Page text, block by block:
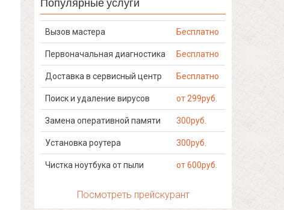
Вызов мастера Бесплатно
Первоначальная диагностика Бесплатно
Доставка в сервисный центр Бесплатно
Поиск и удаление вирусов от 299руб.
Замена оперативной памяти 300руб.
Установка роутера 300руб.
Чистка ноутбука от пыли от 600руб.
Посмотреть прейскурант